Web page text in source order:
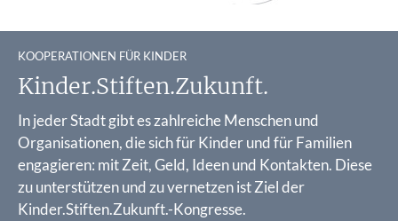
KOOPERATIONEN FÜR KINDER:
Kinder.Stiften.Zukunft.
In jeder Stadt gibt es zahlreiche Menschen und
Organisationen, die sich für Kinder und für Familien
engagieren: mit Zeit, Geld, Ideen und Kontakten. Diese
zu unterstützen und zu vernetzen ist Ziel der
Kinder.Stiften.Zukunft.-Kongresse.